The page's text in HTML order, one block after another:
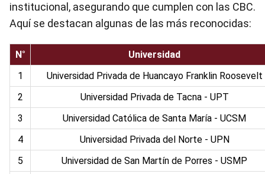
institucional, asegurando que cumplen con las CBC.
Aquí se destacan algunas de las más reconocidas:
N°
Universidad
1
Universidad Privada de Huancayo Franklin Roosevelt
2
Universidad Privada de Tacna - UPT
3
Universidad Católica de Santa María - UCSM
4
Universidad Privada del Norte - UPN
5
Universidad de San Martín de Porres - USMP